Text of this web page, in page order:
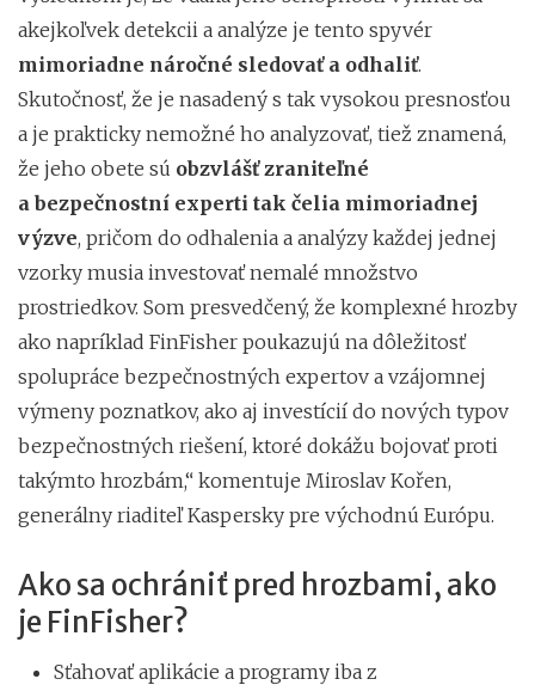
akejkoľvek detekcii a analýze je tento spyvér
mimoriadne náročné sledovať a odhaliť.
Skutočnosť, že je nasadený s tak vysokou presnosťou
a je prakticky nemožné ho analyzovať, tiež znamená,
že jeho obete sú obzvlášť zraniteľné
a bezpečnostní experti tak čelia mimoriadnej
výzve, pričom do odhalenia a analýzy každej jednej
vzorky musia investovať nemalé množstvo
prostriedkov. Som presvedčený, že komplexné hrozby
ako napríklad FinFisher poukazujú na dôležitosť
spolupráce bezpečnostných expertov a vzájomnej
výmeny poznatkov, ako aj investícií do nových typov
bezpečnostných riešení, ktoré dokážu bojovať proti
takýmto hrozbám,“ komentuje Miroslav Kořen,
generálny riaditeľ Kaspersky pre východnú Európu.
Ako sa ochrániť pred hrozbami, ako
je FinFisher?
Sťahovať aplikácie a programy iba z